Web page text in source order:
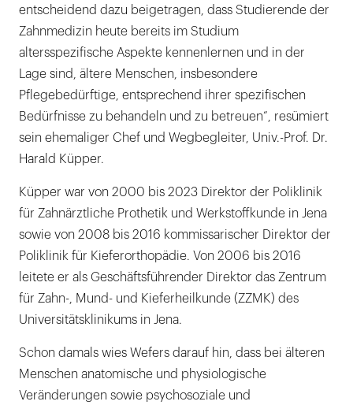
entscheidend dazu beigetragen, dass Studierende der
Zahnmedizin heute bereits im Studium
altersspezifische Aspekte kennenlernen und in der
Lage sind, ältere Menschen, insbesondere
Pflegebedürftige, entsprechend ihrer spezifischen
Bedürfnisse zu behandeln und zu betreuen“, resümiert
sein ehemaliger Chef und Wegbegleiter, Univ.-Prof. Dr.
Harald Küpper.
Küpper war von 2000 bis 2023 Direktor der Poliklinik
für Zahnärztliche Prothetik und Werkstoffkunde in Jena
sowie von 2008 bis 2016 kommissarischer Direktor der
Poliklinik für Kieferorthopädie. Von 2006 bis 2016
leitete er als Geschäftsführender Direktor das Zentrum
für Zahn-, Mund- und Kieferheilkunde (ZZMK) des
Universitäts­klinikums in Jena.
Schon damals wies Wefers darauf hin, dass bei älteren
Menschen anatomische und physiologische
Veränderungen sowie psychosoziale und